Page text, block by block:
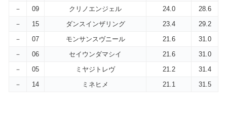
－
09 クリノエンジェル 24.0
28.6
－
15 ダンスインザリング 23.4
29.2
－
07 モンサンスヴニール 21.6
31.0
－
06 セイウンダマシイ 21.6
31.0
－
05 ミヤジトレヴ 21.2
31.4
－
14 ミネヒメ 21.1 31.5